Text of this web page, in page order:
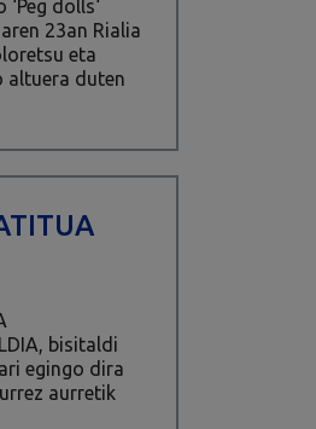
dolls‘
23an Rialia
eta
altuera duten
bisitaldi
egingo dira
aurretik